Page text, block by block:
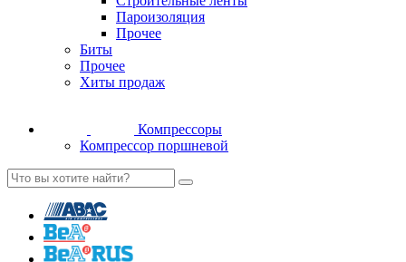
Пароизоляция
Прочее
Биты
Прочее
Хиты продаж
Компрессоры
Компрессор поршневой